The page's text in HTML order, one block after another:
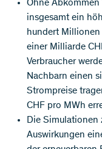
Ohne
insgesamt ein
hundert Millionen
einer Milliarde
Verbraucher
Nachbarn einen
Strompreise
CHF pro MWh
Die Simulationen
Auswirkungen